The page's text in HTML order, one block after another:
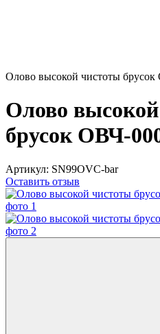
Олово высокой чистоты
Олово
брусок ОВЧ-
Артикул: SN99OVC-bar
Оставить отзыв